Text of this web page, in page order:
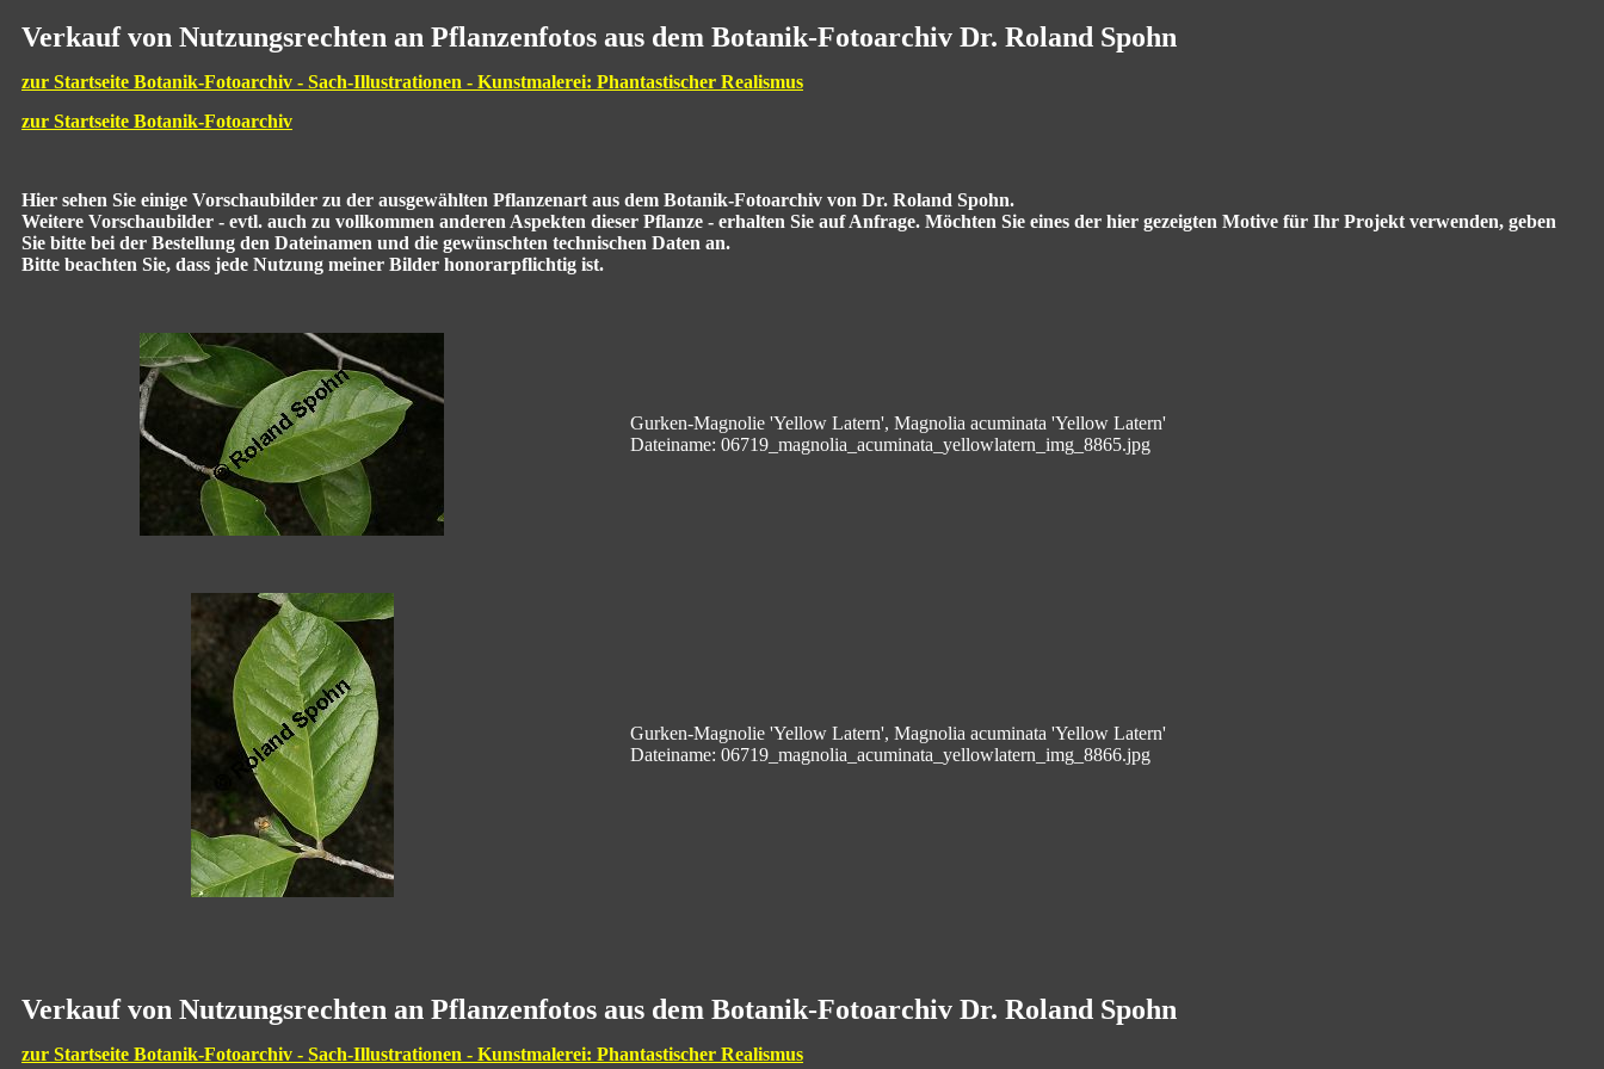
Verkauf von Nutzungsrechten an Pflanzenfotos aus dem Botanik-Fotoarchiv Dr. Roland Spohn
zur Startseite Botanik-Fotoarchiv - Sach-Illustrationen - Kunstmalerei: Phantastischer Realismus
zur Startseite Botanik-Fotoarchiv
Hier sehen Sie einige Vorschaubilder zu der ausgewählten Pflanzenart aus dem Botanik-Fotoarchiv von Dr. Roland Spohn.
Weitere Vorschaubilder - evtl. auch zu vollkommen anderen Aspekten dieser Pflanze - erhalten Sie auf Anfrage. Möchten Sie eines der hier gezeigten Motive für Ihr Projekt verwenden, geben
Sie bitte bei der Bestellung den Dateinamen und die gewünschten technischen Daten an.
Bitte beachten Sie, dass jede Nutzung meiner Bilder honorarpflichtig ist.
Gurken-Magnolie 'Yellow Latern', Magnolia acuminata 'Yellow Latern'
Dateiname: 06719_magnolia_acuminata_yellowlatern_img_8865.jpg
Gurken-Magnolie 'Yellow Latern', Magnolia acuminata 'Yellow Latern'
Dateiname: 06719_magnolia_acuminata_yellowlatern_img_8866.jpg
Verkauf von Nutzungsrechten an Pflanzenfotos aus dem Botanik-Fotoarchiv Dr. Roland Spohn
zur Startseite Botanik-Fotoarchiv - Sach-Illustrationen - Kunstmalerei: Phantastischer Realismus